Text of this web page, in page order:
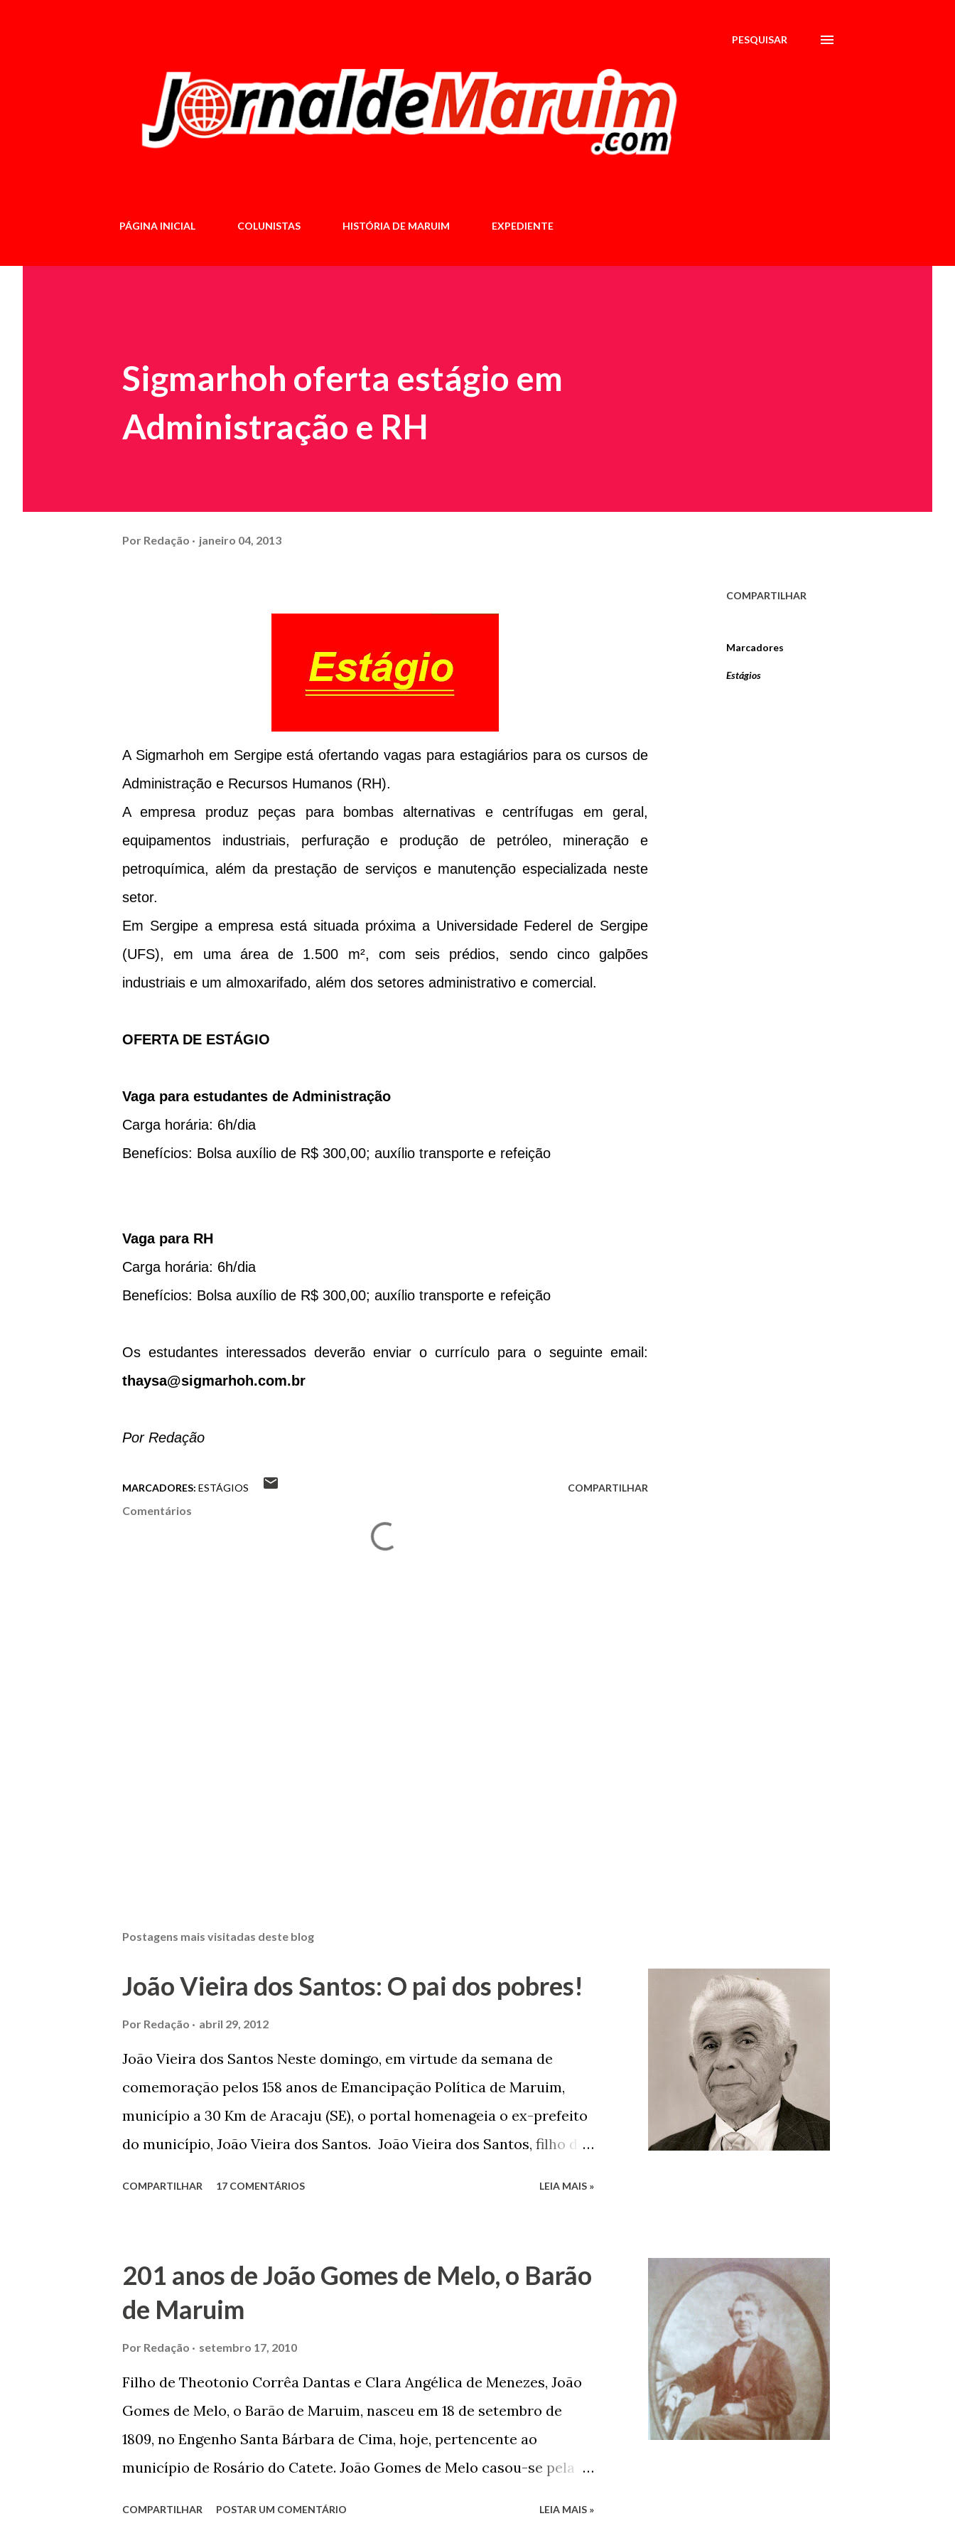
PESQUISAR
PÁGINA INICIAL COLUNISTAS HISTÓRIA DE MARUIM EXPEDIENTE
Sigmarhoh oferta estágio em
Administração e RH
Por Redação janeiro 04, 2013
A Sigmarhoh em Sergipe está ofertando vagas para estagiários para os cursos de
Administração e Recursos Humanos (RH).
A empresa produz peças para bombas alternativas e centrífugas em geral,
equipamentos industriais, perfuração e produção de petróleo, mineração e
petroquímica, além da prestação de serviços e manutenção especializada neste
setor.
Em Sergipe a empresa está situada próxima a Universidade Federel de Sergipe
(UFS), em uma área de 1.500 m², com seis prédios, sendo cinco galpões
industriais e um almoxarifado, além dos setores administrativo e comercial.
OFERTA DE ESTÁGIO
Vaga para estudantes de Administração
Carga horária: 6h/dia
Benefícios: Bolsa auxílio de R$ 300,00; auxílio transporte e refeição
Vaga para RH
Carga horária: 6h/dia
Benefícios: Bolsa auxílio de R$ 300,00; auxílio transporte e refeição
Os estudantes interessados deverão enviar o currículo para o seguinte email:
thaysa@sigmarhoh.com.br
Por Redação
COMPARTILHAR
Marcadores
Estágios
MARCADORES: ESTÁGIOS COMPARTILHAR
Comentários
Postagens mais visitadas deste blog
João Vieira dos Santos: O pai dos pobres!
Por Redação abril 29, 2012
João Vieira dos Santos Neste domingo, em virtude da semana de
comemoração pelos 158 anos de Emancipação Política de Maruim,
município a 30 Km de Aracaju (SE), o portal homenageia o ex-prefeito
do município, João Vieira dos Santos. João Vieira dos Santos, filho de
se dedicar aos estudos, e então passou a colocar o trabalho em
primeiro plano para auxiliar na renda familiar. No comércio foi
garçon, dono de bar, de armarinho e depois de uma panificação. “Ao
incontáveis vezes que trabalhar copiosamente fora de seu horário
normal em trocas de gorjetas que c...
COMPARTILHAR 17 COMENTÁRIOS LEIA MAIS »
201 anos de João Gomes de Melo, o Barão
de Maruim
Por Redação setembro 17, 2010
Filho de Theotonio Corrêa Dantas e Clara Angélica de Menezes, João
Gomes de Melo, o Barão de Maruim, nasceu em 18 de setembro de
1809, no Engenho Santa Bárbara de Cima, hoje, pertencente ao
município de Rosário do Catete. João Gomes de Melo casou-se pela
COMPARTILHAR POSTAR UM COMENTÁRIO LEIA MAIS »